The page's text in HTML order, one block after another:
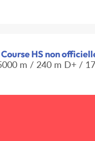
HS non
m / 240 m D+ /